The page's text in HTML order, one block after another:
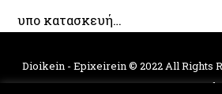
υπο κατασκευή…
Dioikein - Epixeirein © 2022 All Rights
System Control